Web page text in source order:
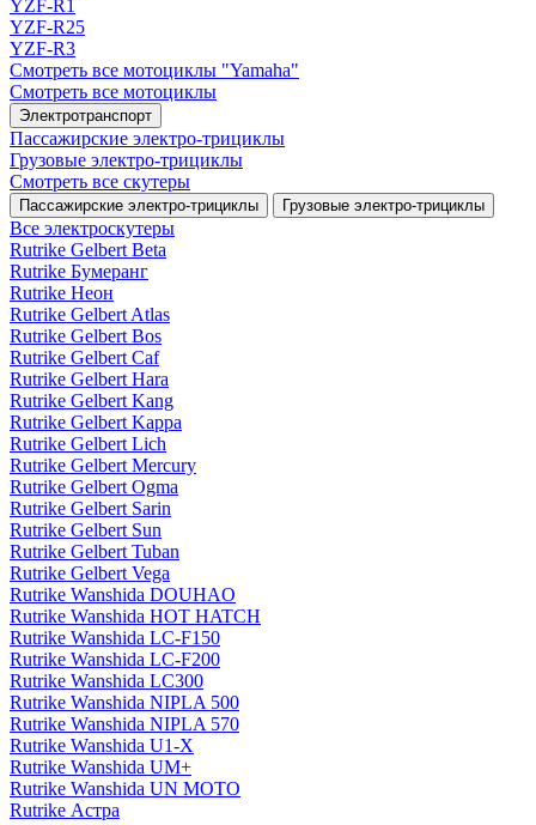
YZF-R1
YZF-R25
YZF-R3
Смотреть все мотоциклы "Yamaha"
Смотреть все мотоциклы
Электротранспорт
Пассажирские электро‑трициклы
Грузовые электро‑трициклы
Смотреть все скутеры
Пассажирские электро‑трициклы Грузовые электро‑трициклы
Все электро­скутеры
Rutrike Gelbert Beta
Rutrike Бумеранг
Rutrike Неон
Rutrike Gelbert Atlas
Rutrike Gelbert Bos
Rutrike Gelbert Caf
Rutrike Gelbert Hara
Rutrike Gelbert Kang
Rutrike Gelbert Kappa
Rutrike Gelbert Lich
Rutrike Gelbert Mercury
Rutrike Gelbert Ogma
Rutrike Gelbert Sarin
Rutrike Gelbert Sun
Rutrike Gelbert Tuban
Rutrike Gelbert Vega
Rutrike Wanshida DOUHAO
Rutrike Wanshida HOT HATCH
Rutrike Wanshida LC-F150
Rutrike Wanshida LC-F200
Rutrike Wanshida LC300
Rutrike Wanshida NIPLA 500
Rutrike Wanshida NIPLA 570
Rutrike Wanshida U1-X
Rutrike Wanshida UM+
Rutrike Wanshida UN MOTO
Rutrike Астра